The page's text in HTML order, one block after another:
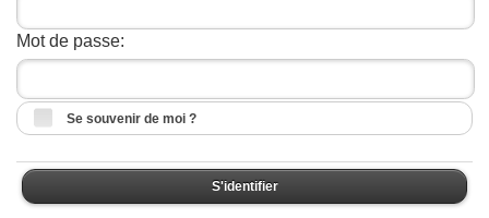
Mot de passe:
Se souvenir de moi ?
S'identifier